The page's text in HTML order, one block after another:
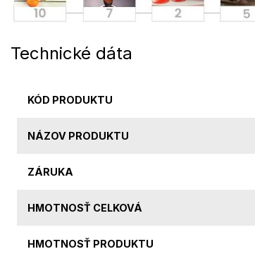
Technické dáta
KÓD PRODUKTU
NÁZOV PRODUKTU
ZÁRUKA
HMOTNOSŤ CELKOVÁ
HMOTNOSŤ PRODUKTU